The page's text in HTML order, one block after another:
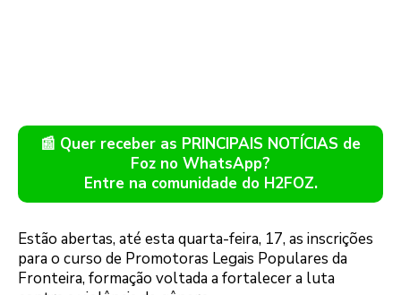
📰 Quer receber as PRINCIPAIS NOTÍCIAS de
Foz no WhatsApp?
Entre na comunidade do H2FOZ.
Estão abertas, até esta quarta-feira, 17, as inscrições
para o curso de Promotoras Legais Populares da
Fronteira, formação voltada a fortalecer a luta